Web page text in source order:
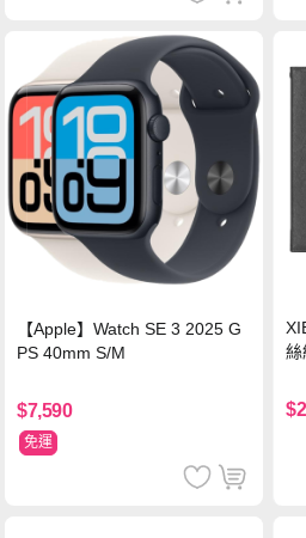
【Apple】Watch SE 3 2025 G
PS 40mm S/M
$7,590
免運
絲